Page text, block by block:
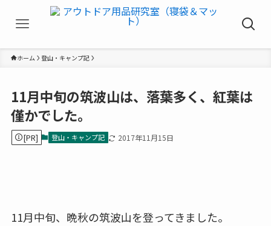
ホーム 登山・キャンプ記
11月中旬の筑波山は、落葉多く、紅葉は
僅かでした。
[PR] 登山・キャンプ記 2017年11月15日
11月中旬、晩秋の筑波山を登ってきました。